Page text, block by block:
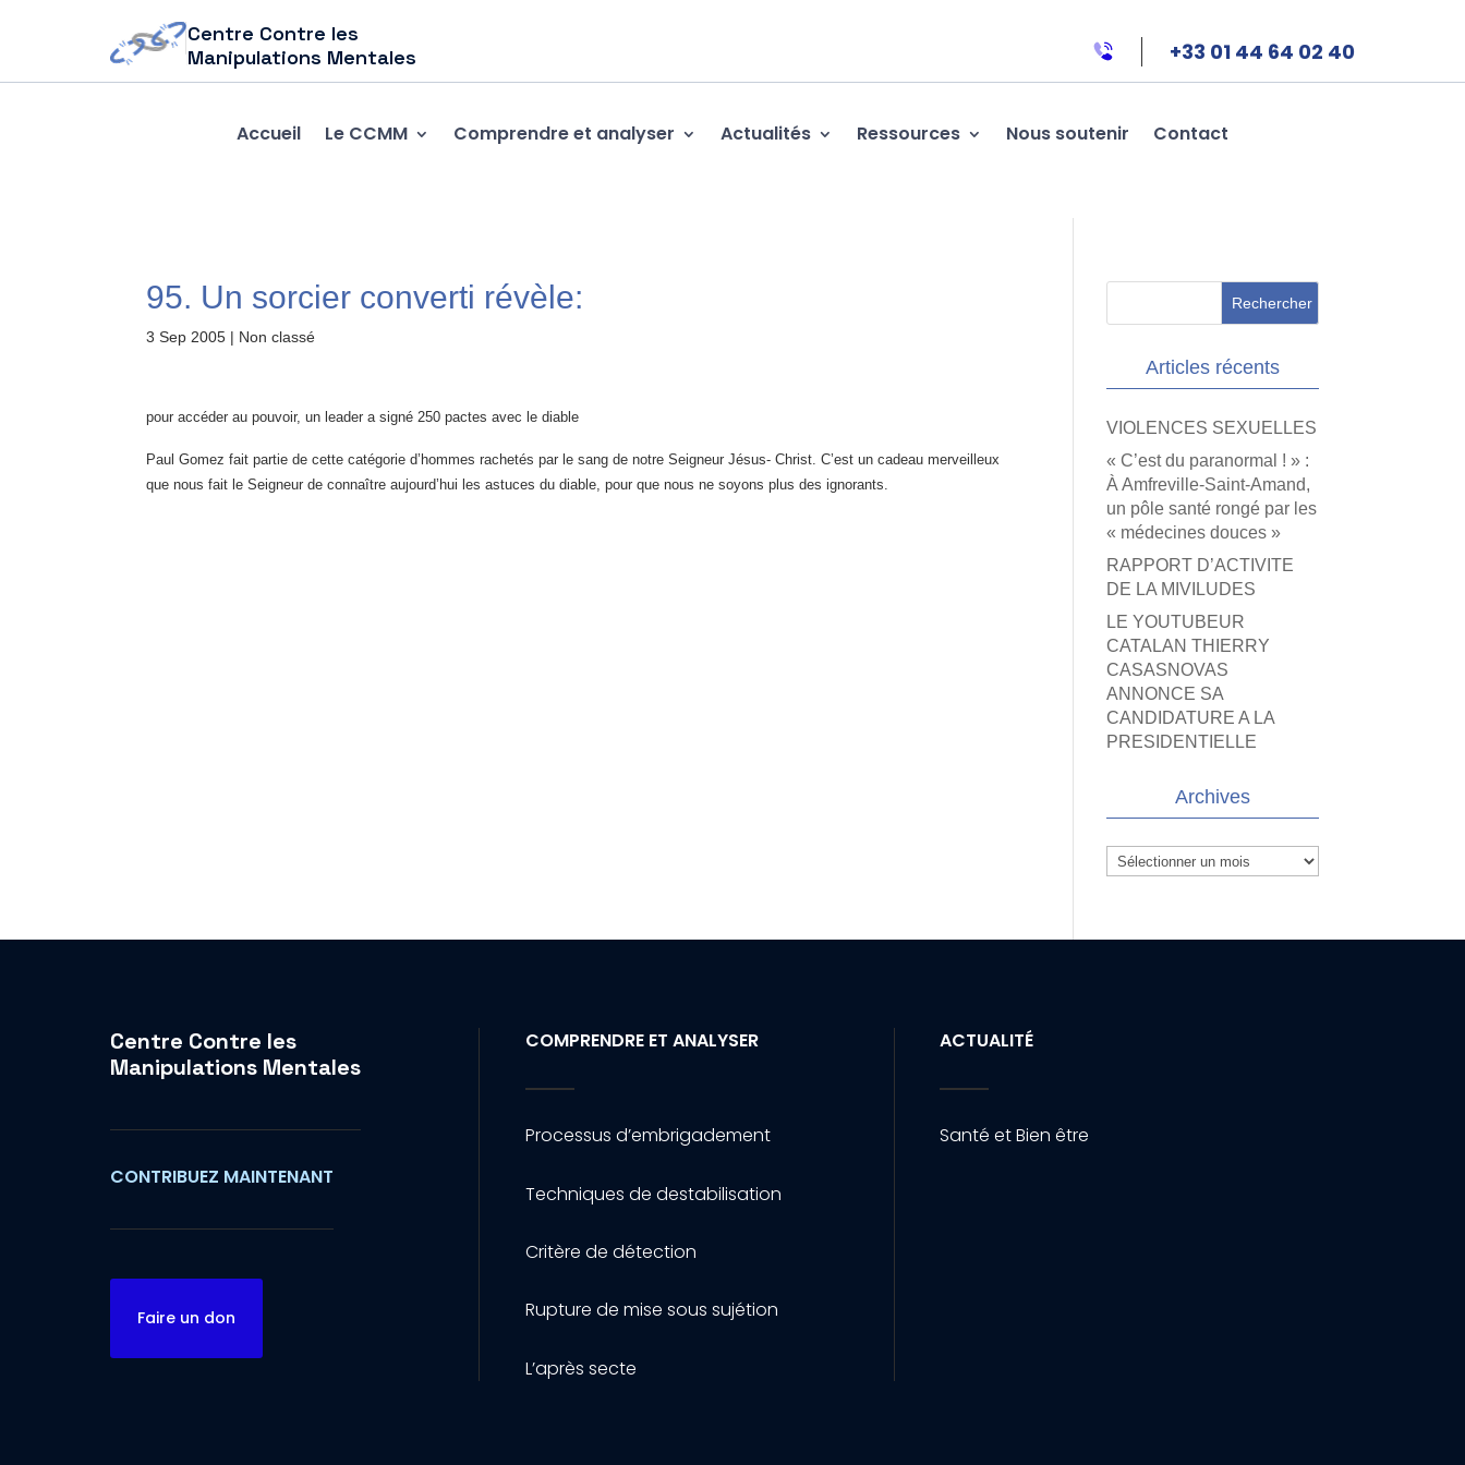
Centre Contre les
Manipulations Mentales
+33 01 44 64 02 40
Accueil Le CCMM Comprendre et analyser Actualités Ressources Nous soutenir Contact
95. Un sorcier converti révèle:
3 Sep 2005 | Non classé
pour accéder au pouvoir, un leader a signé 250 pactes avec le diable
Paul Gomez fait partie de cette catégorie d’hommes rachetés par le sang de notre Seigneur Jésus- Christ. C’est un cadeau merveilleux
que nous fait le Seigneur de connaître aujourd’hui les astuces du diable, pour que nous ne soyons plus des ignorants.
Articles récents
VIOLENCES SEXUELLES
« C’est du paranormal ! » :
À Amfreville-Saint-Amand,
un pôle santé rongé par les
« médecines douces »
RAPPORT D’ACTIVITE
DE LA MIVILUDES
LE YOUTUBEUR
CATALAN THIERRY
CASASNOVAS
ANNONCE SA
CANDIDATURE A LA
PRESIDENTIELLE
Archives
Archives
Centre Contre les
Manipulations Mentales
CONTRIBUEZ MAINTENANT
Faire un don
COMPRENDRE ET ANALYSER
Processus d’embrigadement
Techniques de destabilisation
Critère de détection
Rupture de mise sous sujétion
L’après secte
ACTUALITÉ
Santé et Bien être